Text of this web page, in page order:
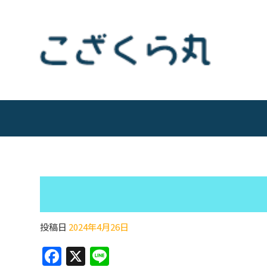
投稿日 2024年4月26日
F X